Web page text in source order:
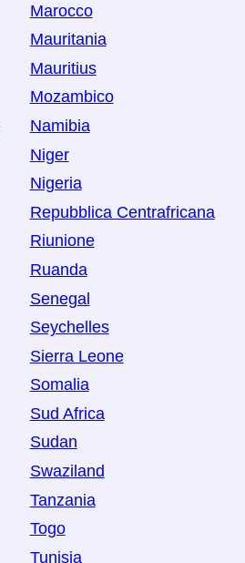
Marocco
Mauritania
Mauritius
Mozambico
Namibia
Niger
Nigeria
Repubblica Centrafricana
Riunione
Ruanda
Senegal
Seychelles
Sierra Leone
Somalia
Sud Africa
Sudan
Swaziland
Tanzania
Togo
Tunisia